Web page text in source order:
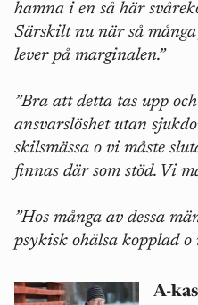
hamna i en så här
Särskilt nu när så
lever på marginalen.”
”Bra att detta tas upp
ansvarslöshet utan
skilsmässa o vi måste
finnas där som stöd. Vi
”Hos många av dessa
psykisk ohälsa kopplad o
A-